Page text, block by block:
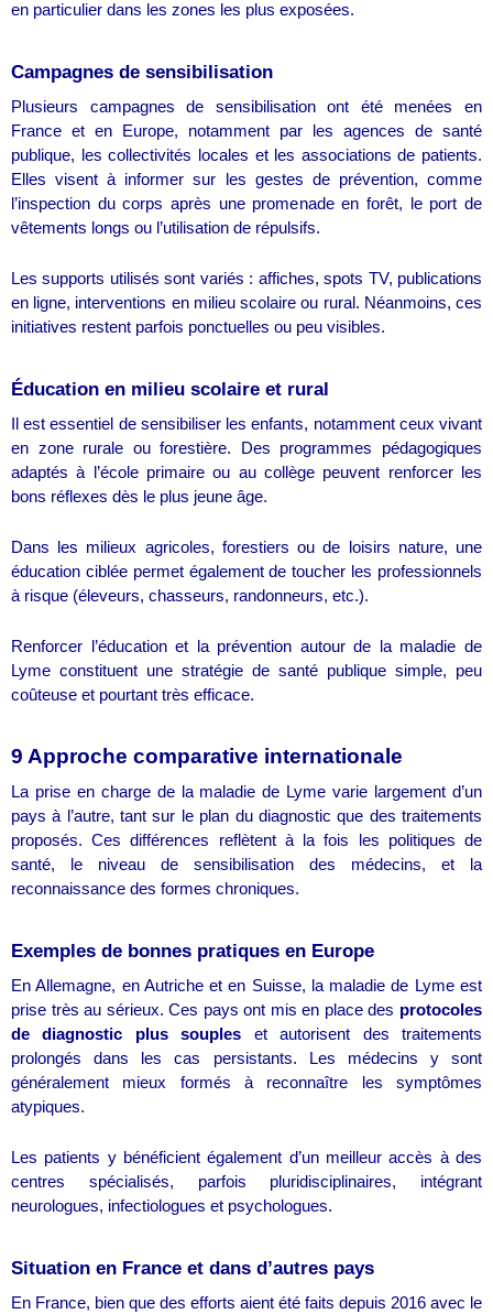
en particulier dans les zones les plus exposées.
Campagnes de sensibilisation
Plusieurs campagnes de sensibilisation ont été menées en
France et en Europe, notamment par les agences de santé
publique, les collectivités locales et les associations de patients.
Elles visent à informer sur les gestes de prévention, comme
l’inspection du corps après une promenade en forêt, le port de
vêtements longs ou l’utilisation de répulsifs.
Les supports utilisés sont variés : affiches, spots TV, publications
en ligne, interventions en milieu scolaire ou rural. Néanmoins, ces
initiatives restent parfois ponctuelles ou peu visibles.
Éducation en milieu scolaire et rural
Il est essentiel de sensibiliser les enfants, notamment ceux vivant
en zone rurale ou forestière. Des programmes pédagogiques
adaptés à l’école primaire ou au collège peuvent renforcer les
bons réflexes dès le plus jeune âge.
Dans les milieux agricoles, forestiers ou de loisirs nature, une
éducation ciblée permet également de toucher les professionnels
à risque (éleveurs, chasseurs, randonneurs, etc.).
Renforcer l’éducation et la prévention autour de la maladie de
Lyme constituent une stratégie de santé publique simple, peu
coûteuse et pourtant très efficace.
9 Approche comparative internationale
La prise en charge de la maladie de Lyme varie largement d’un
pays à l’autre, tant sur le plan du diagnostic que des traitements
proposés. Ces différences reflètent à la fois les politiques de
santé, le niveau de sensibilisation des médecins, et la
reconnaissance des formes chroniques.
Exemples de bonnes pratiques en Europe
En Allemagne, en Autriche et en Suisse, la maladie de Lyme est
prise très au sérieux. Ces pays ont mis en place des protocoles
de diagnostic plus souples et autorisent des traitements
prolongés dans les cas persistants. Les médecins y sont
généralement mieux formés à reconnaître les symptômes
atypiques.
Les patients y bénéficient également d’un meilleur accès à des
centres spécialisés, parfois pluridisciplinaires, intégrant
neurologues, infectiologues et psychologues.
Situation en France et dans d’autres pays
En France, bien que des efforts aient été faits depuis 2016 avec le